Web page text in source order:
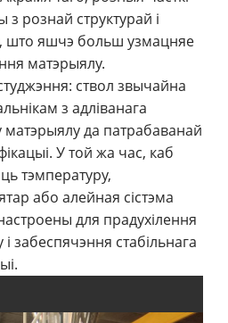
рознай структурай і
што яшчэ больш узмацняе
матэрыялу.
ствол звычайна
з адліванага
матэрыялу да патрабаванай
У той жа час, каб
тэмпературу,
або алейная сістэма
для прадухілення
забеспячэння стабільнага